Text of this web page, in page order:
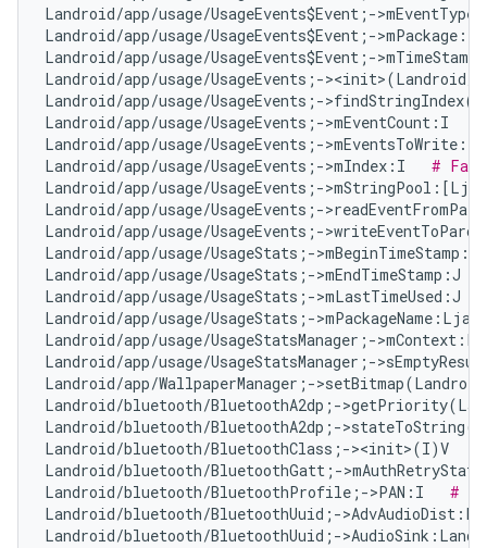
Landroid/app/usage/UsageEvents$Event;-
Landroid/app/usage/UsageEvents$Event;-
Landroid/app/usage/UsageEvents$Event;-
Landroid/app/usage/UsageEvents;-
Landroid/app/usage/UsageEvents;-
Landroid/app/usage/UsageEvents;->mEventCount:I
Landroid/app/usage/UsageEvents;-
Landroid/app/usage/UsageEvents;->mIndex:I #
Landroid/app/usage/UsageEvents;-
Landroid/app/usage/UsageEvents;-
Landroid/app/usage/UsageEvents;-
Landroid/app/usage/UsageStats;-
Landroid/app/usage/UsageStats;->mEndTimeStamp:J
Landroid/app/usage/UsageStats;->mLastTimeUsed:J
Landroid/app/usage/UsageStats;-
Landroid/app/usage/UsageStatsManager;-
Landroid/app/usage/UsageStatsManager;-
Landroid/app/WallpaperManager;-
Landroid/bluetooth/BluetoothA2dp;-
Landroid/bluetooth/BluetoothA2dp;-
Landroid/bluetooth/BluetoothClass;-><init>(I)V
Landroid/bluetooth/BluetoothGatt;-
Landroid/bluetooth/BluetoothProfile;->PAN:I #
Landroid/bluetooth/BluetoothUuid;-
Landroid/bluetooth/BluetoothUuid;-